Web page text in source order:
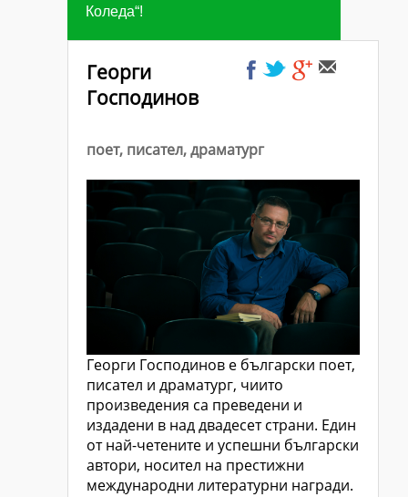
Коледа“!
Георги
Господинов
поет, писател, драматург
Георги Господинов е български поет,
писател и драматург, чиито
произведения са преведени и
издадени в над двадесет страни. Един
от най-четените и успешни български
автори, носител на престижни
международни литературни награди.